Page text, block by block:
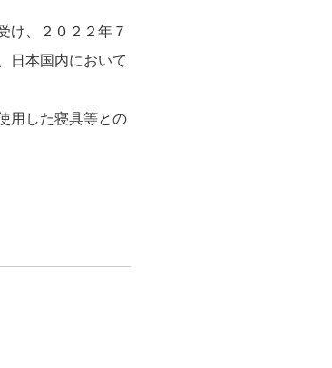
け、２０２２年７
日本国内において
用した寝具等との